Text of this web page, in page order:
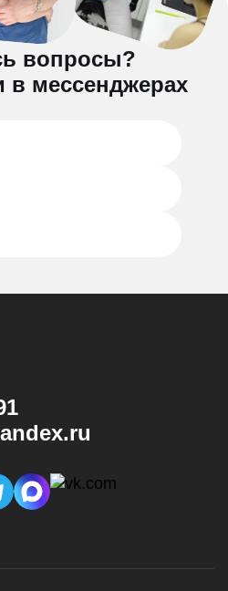
вопросы?
в мессенджерах